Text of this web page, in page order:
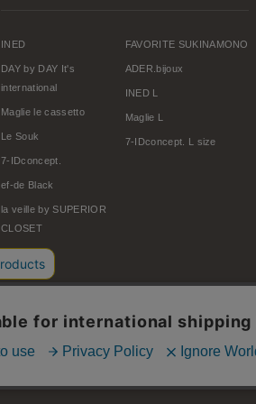
INED
DAY by DAY It's
international
Maglie le cassetto
Le Souk
7-IDconcept.
ef-de Black
la veille by SUPERIOR
CLOSET
FAVORITE SUKINAMONO
ADER.bijoux
INED L
Maglie L
7-IDconcept. L size